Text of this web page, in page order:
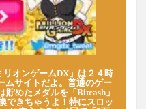
オンゲームDX」は２４時
ムサイトだよ。普通のゲー
めたメダルを「Bitcash」
できちゃうよ！特にスロッ